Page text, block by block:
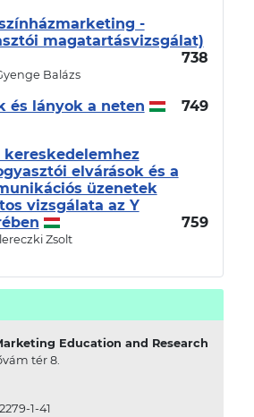
-
magatartásvizsgálat)
738
Balázs
és lányok a neten 749
elvárások és a
üzenetek
vizsgálata az Y
759
Zsolt
Education and Research
tér 8.
1-41